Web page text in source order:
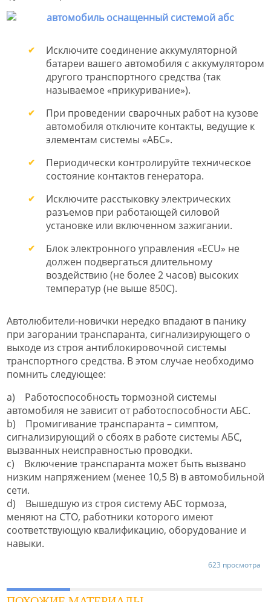
Исключите соединение аккумуляторной
батареи вашего автомобиля с аккумулятором
другого транспортного средства (так
называемое «прикуривание»).
При проведении сварочных работ на кузове
автомобиля отключите контакты, ведущие к
элементам системы «АБС».
Периодически контролируйте техническое
состояние контактов генератора.
Исключите расстыковку электрических
разъемов при работающей силовой
установке или включенном зажигании.
Блок электронного управления «ECU» не
должен подвергаться длительному
воздействию (не более 2 часов) высоких
температур (не выше 850С).
Автолюбители-новички нередко впадают в панику
при загорании транспаранта, сигнализирующего о
выходе из строя антиблокировочной системы
транспортного средства. В этом случае необходимо
помнить следующее:
a) Работоспособность тормозной системы
автомобиля не зависит от работоспособности АБС.
b) Промигивание транспаранта – симптом,
сигнализирующий о сбоях в работе системы АБС,
вызванных неисправностью проводки.
c) Включение транспаранта может быть вызвано
низким напряжением (менее 10,5 В) в автомобильной
сети.
d) Вышедшую из строя систему АБС тормоза,
меняют на СТО, работники которого имеют
соответствующую квалификацию, оборудование и
навыки.
623 просмотра